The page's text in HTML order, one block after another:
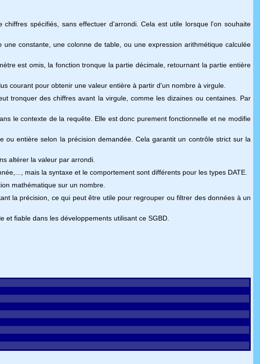
spécifiés, sans effectuer d'arrondi. Cela est utile lorsque l'on souhaite
constante, une colonne de table, ou une expression arithmétique calculée
est omis, la fonction tronque la partie décimale, retournant la partie entière
courant pour obtenir une valeur entière à partir d'un nombre à virgule.
tronquer des chiffres avant la virgule, comme les dizaines ou centaines. Par
le contexte de la requête. Elle est donc purement fonctionnelle et ne modifie
entière selon la précision demandée. Cela garantit un contrôle strict sur la
altérer la valeur par arrondi.
mais la syntaxe et le comportement sont différents pour les types DATE.
mathématique sur un nombre.
la précision, ce qui peut être utile pour regrouper ou filtrer des données à un
fiable dans les développements utilisant ce SGBD.